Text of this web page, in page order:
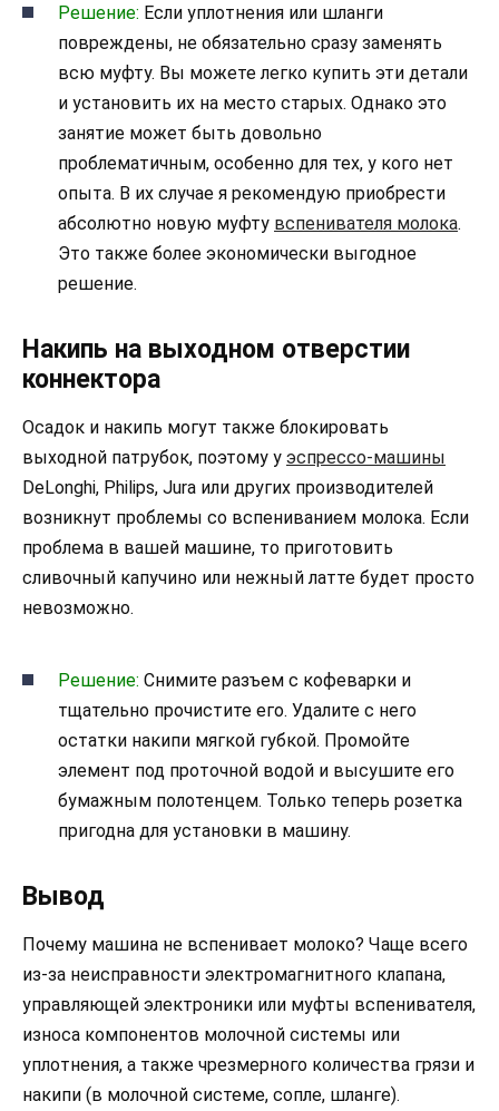
Решение: Если уплотнения или шланги
повреждены, не обязательно сразу заменять
всю муфту. Вы можете легко купить эти детали
и установить их на место старых. Однако это
занятие может быть довольно
проблематичным, особенно для тех, у кого нет
опыта. В их случае я рекомендую приобрести
абсолютно новую муфту вспенивателя молока.
Это также более экономически выгодное
решение.
Накипь на выходном отверстии
коннектора
Осадок и накипь могут также блокировать
выходной патрубок, поэтому у эспрессо-машины
DeLonghi, Philips, Jura или других производителей
возникнут проблемы со вспениванием молока. Если
проблема в вашей машине, то приготовить
сливочный капучино или нежный латте будет просто
невозможно.
Решение: Снимите разъем с кофеварки и
тщательно прочистите его. Удалите с него
остатки накипи мягкой губкой. Промойте
элемент под проточной водой и высушите его
бумажным полотенцем. Только теперь розетка
пригодна для установки в машину.
Вывод
Почему машина не вспенивает молоко? Чаще всего
из-за неисправности электромагнитного клапана,
управляющей электроники или муфты вспенивателя,
износа компонентов молочной системы или
уплотнения, а также чрезмерного количества грязи и
накипи (в молочной системе, сопле, шланге).